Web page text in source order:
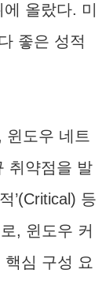
올랐다. 미
좋은 성적
윈도우 네트
취약점을 발
’(Critical) 등
, 윈도우 커
심 구성 요